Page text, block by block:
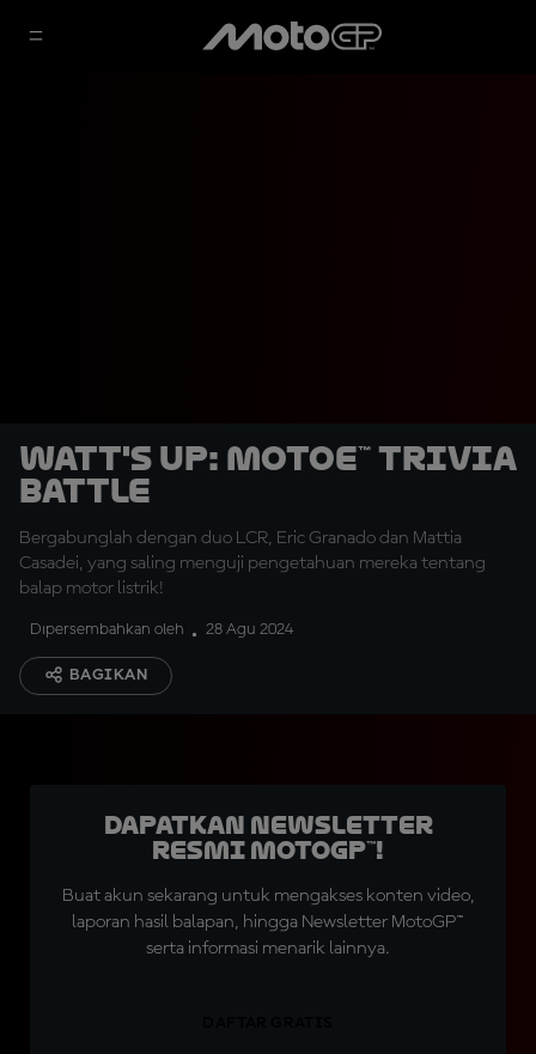
Watt's Up: MotoE™ Trivia
Battle
Bergabunglah dengan duo LCR, Eric Granado dan Mattia
Casadei, yang saling menguji pengetahuan mereka tentang
balap motor listrik!
Dipersembahkan oleh 28 Agu 2024
BAGIKAN
Dapatkan Newsletter
Resmi MotoGP™!
Buat akun sekarang untuk mengakses konten video,
laporan hasil balapan, hingga Newsletter MotoGP™
serta informasi menarik lainnya.